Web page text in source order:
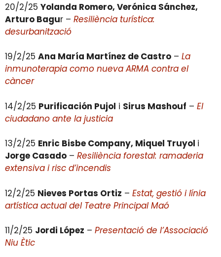
20/2/25 Yolanda Romero, Verónica Sánchez,
Arturo Bagur – Resiliència turística:
desurbanització
19/2/25 Ana María Martínez de Castro – La
inmunoterapia como nueva ARMA contra el
càncer
14/2/25 Purificación Pujol i Sirus Mashouf – El
ciudadano ante la justicia
13/2/25 Enric Bisbe Company, Miquel Truyol i
Jorge Casado – Resiliència forestal: ramaderia
extensiva i risc d’incendis
12/2/25 Nieves Portas Ortiz – Estat, gestió i línia
artística actual del Teatre Principal Maó
11/2/25 Jordi López – Presentació de l’Associació
Niu Ètic